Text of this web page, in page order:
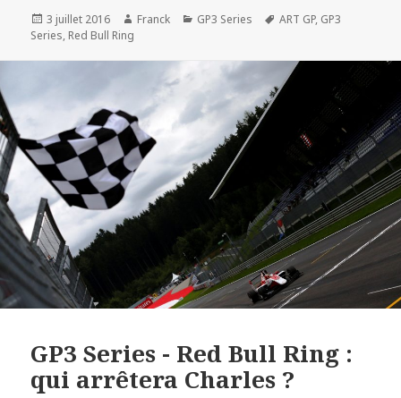
Publié
le
3 juillet 2016 Auteur
Franck Catégories
GP3 Series
Mots-
ART GP, GP3
Series, Red Bull Ring
GP3 Series - Red Bull Ring :
qui arrêtera Charles ?